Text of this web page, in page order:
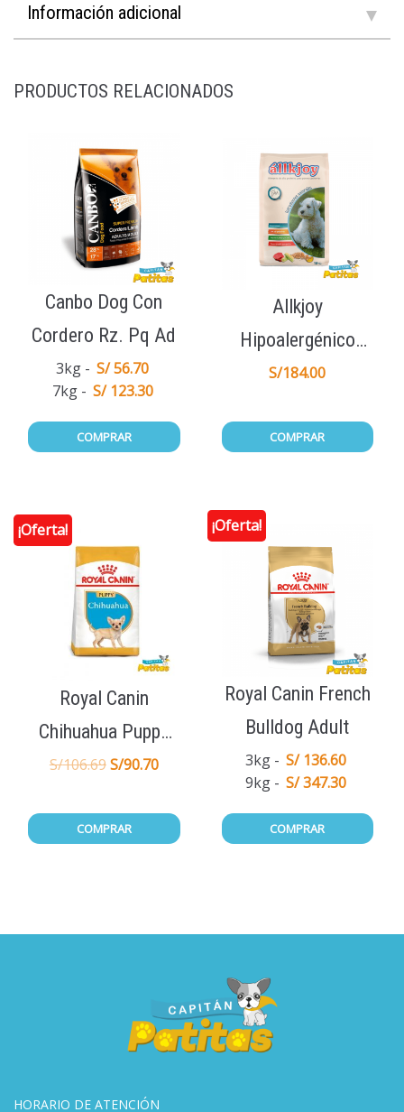
Información adicional
PRODUCTOS RELACIONADOS
Canbo Dog Con
Cordero Rz. Pq Ad
3kg
S/ 56.70
7kg
S/ 123.30
COMPRAR
Allkjoy
Hipoalergénico
Cachorro 15Kg
S/184.00
COMPRAR
¡Oferta!
Royal Canin
Chihuahua Puppy
1.5Kg
S/106.69S/90.70
COMPRAR
¡Oferta!
Royal Canin French
Bulldog Adult
3kg
S/ 136.60
9kg
S/ 347.30
COMPRAR
HORARIO DE ATENCIÓN